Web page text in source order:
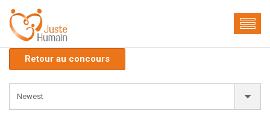
Retour au concours